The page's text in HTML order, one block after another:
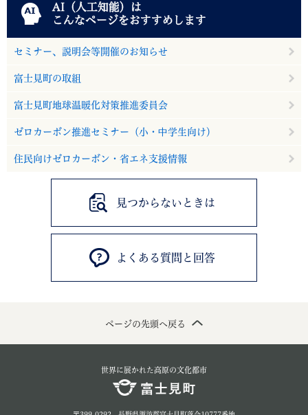
AI（人工知能）は
こんなページをおすすめします
セミナー、説明会等開催のお知らせ
富士見町の取組
富士見町地球温暖化対策推進委員会
ゼロカーボン推進セミナー（小・中学生向け）
住民向けゼロカーボン・省エネ支援情報
見つからないときは
よくある質問と回答
ページの先頭へ戻る
世界に展かれた高原の文化都市